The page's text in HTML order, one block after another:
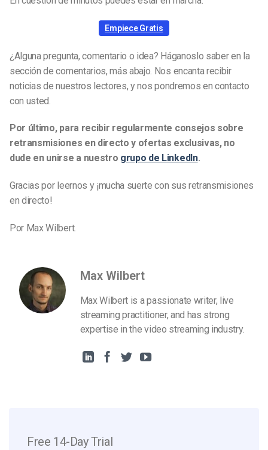
Empiece Gratis
¿Alguna pregunta, comentario o idea? Háganoslo saber en la
sección de comentarios, más abajo. Nos encanta recibir
noticias de nuestros lectores, y nos pondremos en contacto
con usted.
Por último, para recibir regularmente consejos sobre
retransmisiones en directo y ofertas exclusivas, no
dude en unirse a nuestro grupo de LinkedIn.
Gracias por leernos y ¡mucha suerte con sus retransmisiones
en directo!
Por Max Wilbert.
Max Wilbert
Max Wilbert is a passionate writer, live
streaming practitioner, and has strong
expertise in the video streaming industry.
Free 14-Day Trial